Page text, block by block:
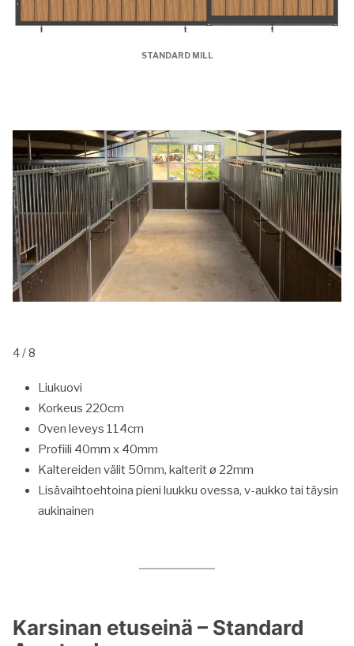
STANDARD MILL
5 / 8
Liukuovi
Korkeus 220cm
Oven leveys 114cm
Profiili 40mm x 40mm
Kaltereiden välit 50mm, kalterit ø 22mm
Lisävaihtoehtoina pieni luukku ovessa, v-aukko tai täysin
aukinainen
Karsinan etuseinä – Standard